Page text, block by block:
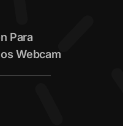
Para
Webcam